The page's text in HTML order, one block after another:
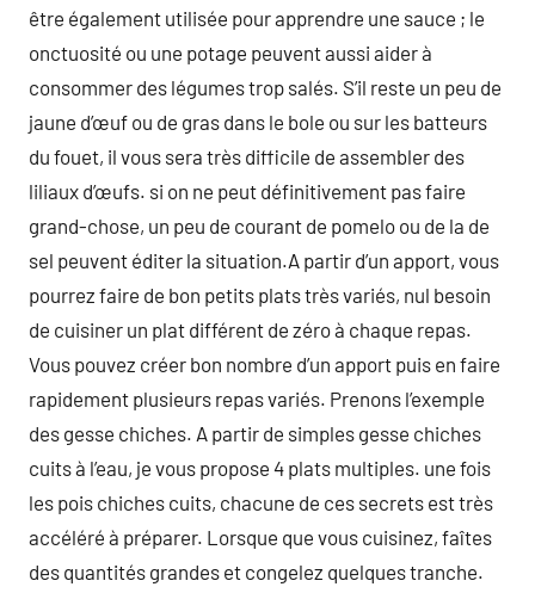
être également utilisée pour apprendre une sauce ; le
onctuosité ou une potage peuvent aussi aider à
consommer des légumes trop salés. S’il reste un peu de
jaune d’œuf ou de gras dans le bole ou sur les batteurs
du fouet, il vous sera très difficile de assembler des
liliaux d’œufs. si on ne peut définitivement pas faire
grand-chose, un peu de courant de pomelo ou de la de
sel peuvent éditer la situation.A partir d’un apport, vous
pourrez faire de bon petits plats très variés, nul besoin
de cuisiner un plat différent de zéro à chaque repas.
Vous pouvez créer bon nombre d’un apport puis en faire
rapidement plusieurs repas variés. Prenons l’exemple
des gesse chiches. A partir de simples gesse chiches
cuits à l’eau, je vous propose 4 plats multiples. une fois
les pois chiches cuits, chacune de ces secrets est très
accéléré à préparer. Lorsque que vous cuisinez, faîtes
des quantités grandes et congelez quelques tranche.